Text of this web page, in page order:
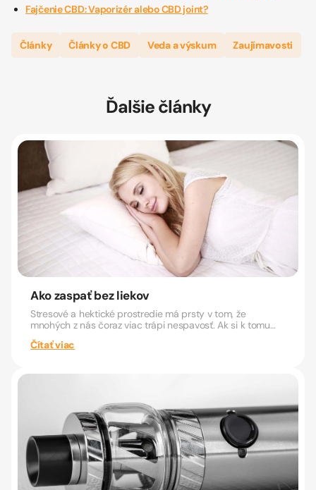
Fajčenie CBD: Vaporizér alebo CBD joint?
Články Články o CBD Veda a výskum Zaujímavosti
Ďalšie články
Ako zaspať bez liekov
Stresové a hektické prostredie má prsty v tom, že
mnohých z nás čoraz viac trápi nespavosť. Ak si k tomu
pridáme aj...
Čítať viac